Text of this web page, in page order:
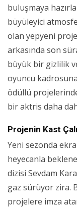
buluşmaya
büyüleyici
olan yepyeni
arkasında son
büyük bir gizlilik
oyuncu kadrosuna
ödüllü
bir aktris daha
Projenin Kast
Yeni sezonda
heyecanla
dizisi Sevdam
gaz sürüyor zira.
projelere imza